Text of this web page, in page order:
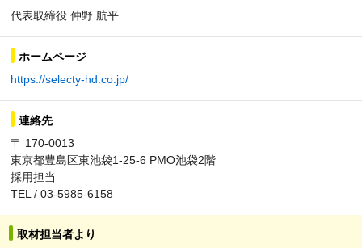
代表取締役 仲野 航平
ホームページ
https://selecty-hd.co.jp/
連絡先
〒 170-0013
東京都豊島区東池袋1-25-6 PMO池袋2階
採用担当
TEL / 03-5985-6158
取材担当者より